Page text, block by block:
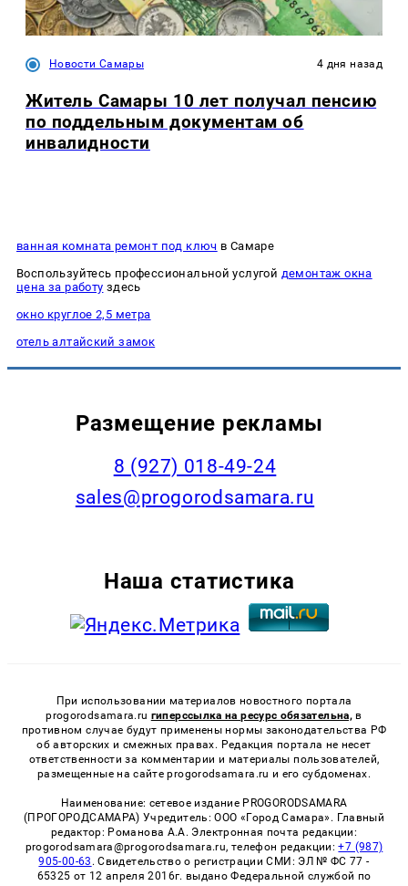
Новости Самары 4 дня назад
Житель Самары 10 лет получал пенсию
по поддельным документам об
инвалидности
ванная комната ремонт под ключ в Самаре
Воспользуйтесь профессиональной услугой демонтаж окна
цена за работу здесь
окно круглое 2,5 метра
отель алтайский замок
Размещение рекламы
8 (927) 018-49-24
sales@progorodsamara.ru
Наша статистика
При использовании материалов новостного портала
progorodsamara.ru гиперссылка на ресурс обязательна, в
противном случае будут применены нормы законодательства РФ
об авторских и смежных правах. Редакция портала не несет
ответственности за комментарии и материалы пользователей,
размещенные на сайте progorodsamara.ru и его субдоменах.
Наименование: сетевое издание PROGORODSAMARA
(ПРОГОРОДСАМАРА) Учредитель: ООО «Город Самара». Главный
редактор: Романова А.А. Электронная почта редакции:
progorodsamara@progorodsamara.ru, телефон редакции:+7 (987)
905-00-63 . Свидетельство о регистрации СМИ: ЭЛ № ФС 77 -
65325 от 12 апреля 2016г. выдано Федеральной службой по